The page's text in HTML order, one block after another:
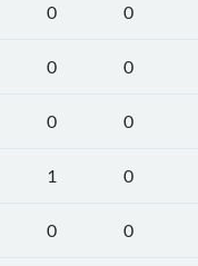
0
0
0
0
0
0
1
0
0
0